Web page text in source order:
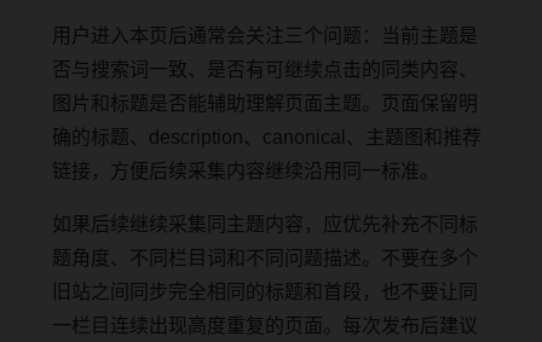
用户进入本页后通常会关注三个问题：当前主题是
否与搜索词一致、是否有可继续点击的同类内容、
图片和标题是否能辅助理解页面主题。页面保留明
确的标题、description、canonical、主题图和推荐
链接，方便后续采集内容继续沿用同一标准。
如果后续继续采集同主题内容，应优先补充不同标
题角度、不同栏目词和不同问题描述。不要在多个
旧站之间同步完全相同的标题和首段，也不要让同
一栏目连续出现高度重复的页面。每次发布后建议